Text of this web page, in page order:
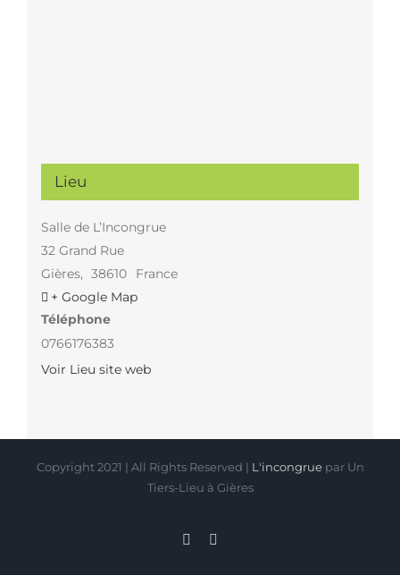
Lieu
Salle de L’Incongrue
32 Grand Rue
Gières, 38610
France
+ Google Map
Téléphone
0766176383
Voir Lieu site web
Copyright 2021 | All Rights Reserved | L'incongruepar Un
Tiers-Lieu à Gières
Facebook